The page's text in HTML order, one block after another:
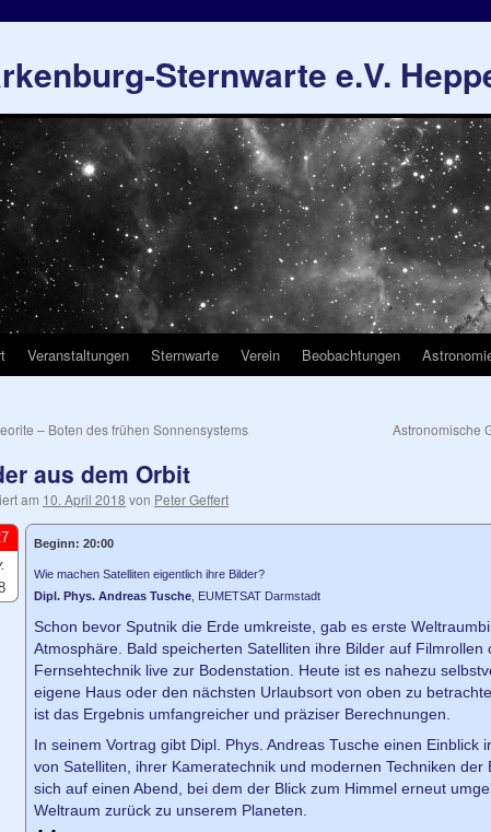
Sternwarte e.V.
Veranstaltungen Sternwarte Verein Beobachtungen
– Boten des frühen Sonnensystems Astronomische
aus dem Orbit
am 10. April 2018 von Peter Geffert
Beginn: 20:00
Wie machen Satelliten eigentlich ihre Bilder?
Dipl. Phys. Andreas Tusche , EUMETSAT Darmstadt
Schon bevor Sputnik die Erde umkreiste, gab es erste
Atmosphäre. Bald speicherten Satelliten ihre Bilder auf Filmrollen
Fernsehtechnik live zur Bodenstation. Heute ist es nahezu
eigene Haus oder den nächsten Urlaubsort von oben zu
ist das Ergebnis umfangreicher und präziser Berechnungen.
In seinem Vortrag gibt Dipl. Phys. Andreas Tusche einen Einblick
von Satelliten, ihrer Kameratechnik und modernen Techniken der
sich auf einen Abend, bei dem der Blick zum Himmel erneut
Weltraum zurück zu unserem Planeten.